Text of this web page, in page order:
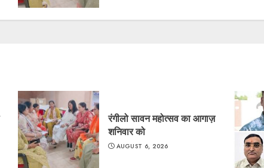
रंगीलो सावन महोत्सव का आगाज़
शनिवार को
AUGUST 6, 2026